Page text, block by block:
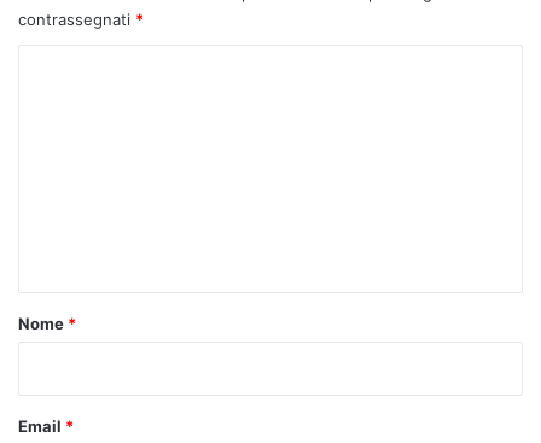
contrassegnati *
o
Nome *
Email *